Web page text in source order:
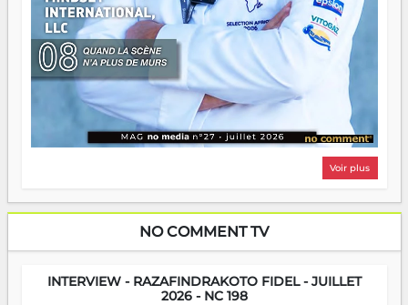
Voir plus
NO COMMENT TV
INTERVIEW - RAZAFINDRAKOTO FIDEL - JUILLET
2026 - NC 198